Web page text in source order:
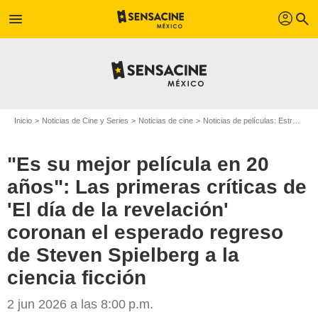
menu profil search
Inicio Noticias de Cine y Series Noticias de cine Noticias de películas: Estreno de película
"Es su mejor película en 20
años": Las primeras críticas de
'El día de la revelación'
coronan el esperado regreso
de Steven Spielberg a la
ciencia ficción
2 jun 2026 a las 8:00 p.m.